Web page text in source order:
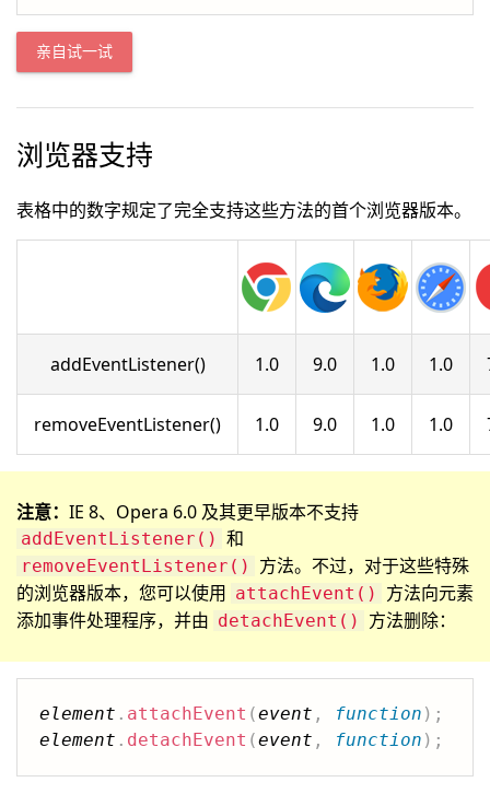
亲自试一试
浏览器支持
表格中的数字规定了完全支持这些方法的首个浏览器版本。
addEventListener() 1.0 9.0 1.0 1.0
removeEventListener() 1.0 9.0 1.0 1.0
注意： IE 8、Opera 6.0 及其更早版本不支持
addEventListener() 和
removeEventListener()
方法。不过，对于这些特殊
的浏览器版本，您可以使用 attachEvent()
方法向元素
添加事件处理程序，并由 detachEvent() 方法删除：
element . attachEvent (event , function ) ;
element . detachEvent (event , function ) ;